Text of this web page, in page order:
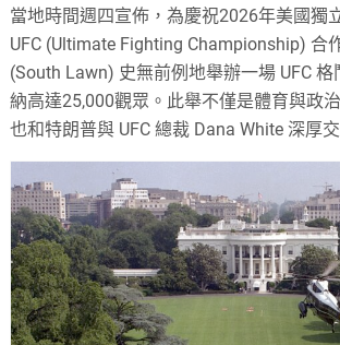
當地時間週四宣佈，為慶祝2026年美國獨
UFC (Ultimate Fighting Championship) 合
(South Lawn) 史無前例地舉辦一場 UFC
納高達25,000觀眾。此舉不僅是體育與政
也和特朗普與 UFC 總裁 Dana White 深厚